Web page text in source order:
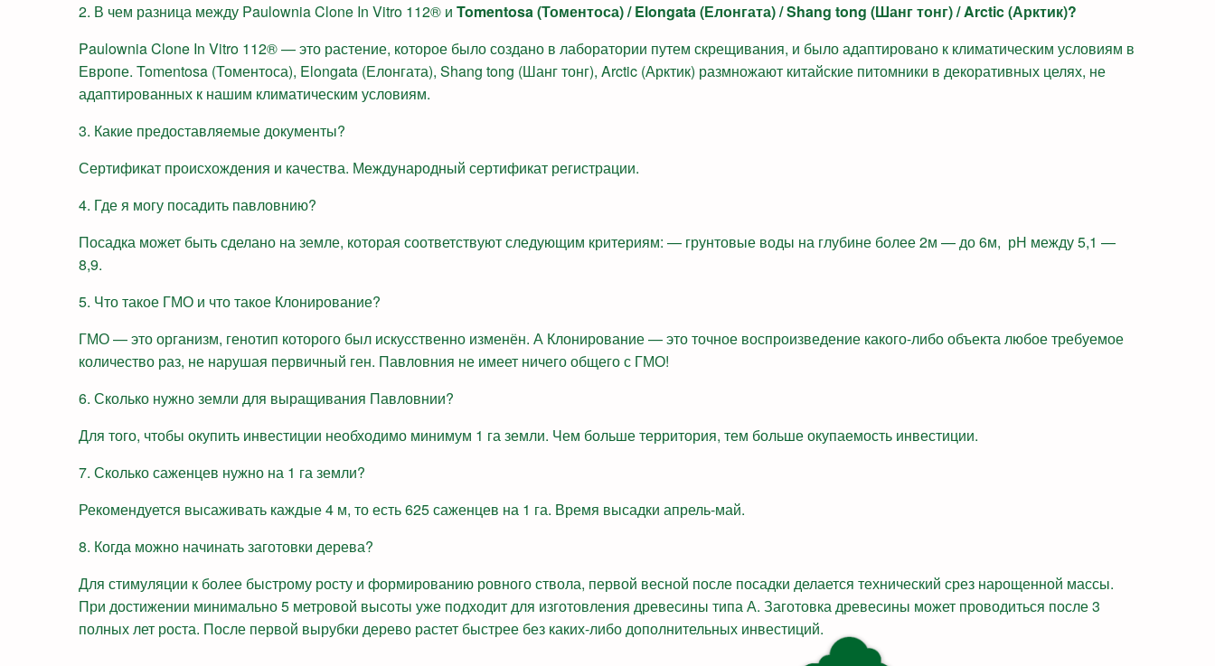
2. В чем разница между Paulownia Clone In Vitro 112® и Tomentosa (Томентоса) / Elongata (Елонгата) / Shang tong (Шанг тонг) / Arctic (Арктик)?
Paulownia Clone In Vitro 112® — это растение, которое было создано в лаборатории путем скрещивания, и было адаптировано к климатическим условиям в
Европе. Tomentosa (Томентоса), Elongata (Елонгата), Shang tong (Шанг тонг), Arctic (Арктик) размножают китайские питомники в декоративных целях, не
адаптированных к нашим климатическим условиям.
3. Какие предоставляемые документы?
Сертификат происхождения и качества. Международный сертификат регистрации.
4. Где я могу посадить павловнию?
Посадка может быть сделано на земле, которая соответствуют следующим критериям: — грунтовые воды на глубине более 2м — до 6м, рН между 5,1 —
8,9.
5. Что такое ГМО и что такое Клонирование?
ГМО — это организм, генотип которого был искусственно изменён. А Клонирование — это точное воспроизведение какого-либо объекта любое требуемое
количество раз, не нарушая первичный ген. Павловния не имеет ничего общего с ГМО!
6. Сколько нужно земли для выращивания Павловнии?
Для того, чтобы окупить инвестиции необходимо минимум 1 га земли. Чем больше территория, тем больше окупаемость инвестиции.
7. Сколько саженцев нужно на 1 га земли?
Рекомендуется высаживать каждые 4 м, то есть 625 саженцев на 1 га. Время высадки апрель-май.
8. Когда можно начинать заготовки дерева?
Для стимуляции к более быстрому росту и формированию ровного ствола, первой весной после посадки делается технический срез нарощенной массы.
При достижении минимально 5 метровой высоты уже подходит для изготовления древесины типа А. Заготовка древесины может проводиться после 3
полных лет роста. После первой вырубки дерево растет быстрее без каких-либо дополнительных инвестиций.